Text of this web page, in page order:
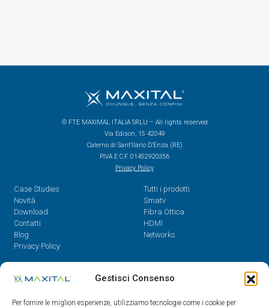
Gestisci Consenso
Per fornire le migliori esperienze, utilizziamo tecnologie come i cookie per
© FTE MAXIMAL ITALIA SRLU – All rights reserved
Via Edison, 15 42049
Calerno di Sant’Ilario D’Enza (RE)
P.IVA E C.F. 01452920356
Privacy Policy
Case Studies
Novità
Download
Contatti
Blog
Privacy Policy
Tutti i prodotti
Smatv
Fibra Ottica
HDMI
Networks
Contatti